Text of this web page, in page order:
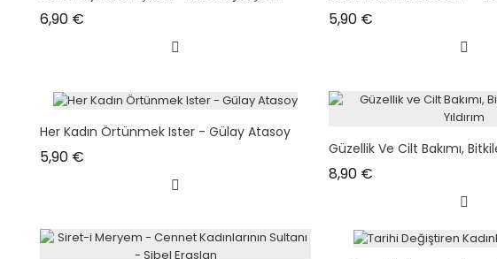
6,90 € 5,90 €
Her Kadın Örtünmek Ister - Gülay Atasoy
5,90 € Güzellik Ve Cilt Bakımı,
8,90 €